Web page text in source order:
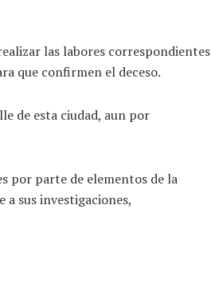
las labores correspondientes
que confirmen el deceso.
de esta ciudad, aun por
por parte de elementos de la
a sus investigaciones,